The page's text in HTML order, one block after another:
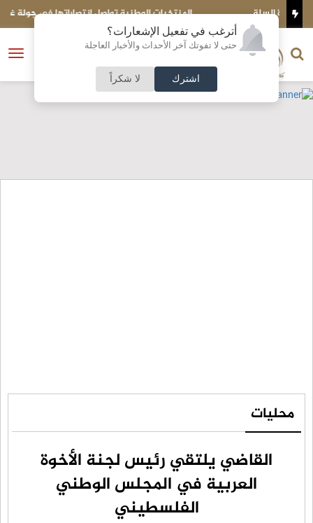
أترغب في تفعيل الإشعارات؟
حتى لا تفوتك آخر الأحداث والأخبار العاجلة
اشترك لا شكراً
المنتخبات الوطنية تواصل انتصاراتها في جولة غرب آسيا للكرة الطائرة
الشاطئية
فتح
الناشر و رئيس التحرير
النسخة الكاملة
محليات
القاضي يلتقي رئيس لجنة الأخوة
العربية في المجلس الوطني
الفلسطيني